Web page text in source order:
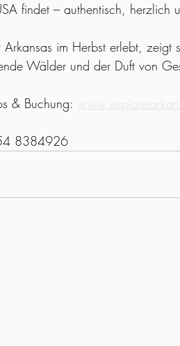
findet – authentisch, herzlich
im Herbst erlebt, zeigt
Wälder und der Duft von
& Buchung: www.explore-
8384926